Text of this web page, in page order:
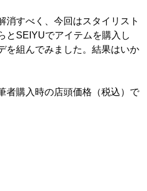
すべく、今回はスタイリスト
とSEIYUでアイテムを購入し
を組んでみました。結果はいか
者購入時の店頭価格（税込）で